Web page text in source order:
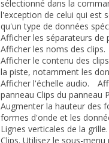
sélectionné dans la
l'exception de celui qui est
qu'un type de données
Afficher les séparateurs de
Afficher les noms des clips.
Afficher le contenu des
la piste, notamment les
Afficher l'échelle audio.
panneau Clips du panneau
Augmenter la hauteur des
formes d'onde et les
Lignes verticales de la grille.
Clips. Utilisez le sous-